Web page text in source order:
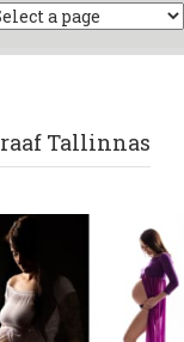
Tallinnas